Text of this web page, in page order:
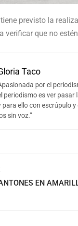
previsto la
verificar que no
Taco
por el
periodismo es ver
para ello con escrúpulo
sin voz.”
EN